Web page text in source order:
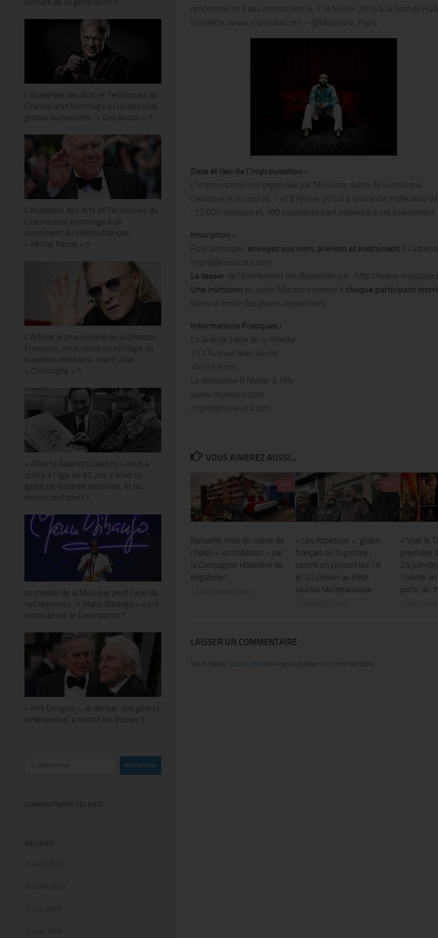
rencontres et à des animations. 6, 7, 8 février 2015 à la Grande
la Villette. www.musicora.com – @Musicora_Paris
Date et lieu de l’improvisation :
L’improvisation est organisée par Musicora, salon de la musique
classique et du jazz (6, 7 et 8 février 2015) à la Grande Halle de la
: 12 000 visiteurs et 180 exposants sont attendus à cet événement.
Inscription :
Pour participer, envoyez vos nom, prénom et instrument à
impro@musicora.com.
Le teaser de l’événement est disponible sur : http://
Une invitation au salon Musicora remise à chaque participant
(dans la limite des places disponibles)
Informations Pratiques :
La Grande Halle de la Villette
211 Avenue Jean Jaurès
75019 Paris
Le dimanche 8 février à 15h
www.musicora.com
impro@musicora.com.
VOUS AIMEREZ AUSSI...
Nouvelle mise en scène de
l’hôtel « les théâtres » par
la Compagnie Hôtelière de
Bagatelle !
« Les Rapetous », gratin
français de la guitare ,
seront en concert les 19
et 20 janvier au Petit
Journal Montparnasse
« Vive le
première
29 juin
15ème
partir de
LAISSER UN COMMENTAIRE
Vous devez vous connecter pour publier un commentaire.
L’Académie des Arts et Techniques du
Cinéma rend hommage à l’un des plus
grands humoristes : « Guy Bedos » !!
L’Académie des Arts et Techniques du
Cinéma rend hommage à un
monument du cinéma français :
« Michel Piccoli » !!
L’Artiste le plus sincère de la Chanson
Française, nous laisse un héritage de
superbes mélodies…merci à toi
« Christophe » !!
« Alberto Aleandro Uderzo » nous a
quitté à l’âge de 92 ans, c’était un
géant de la bande dessinée, et du
dessin tout court !!
Le monde de la Musique perd l’une de
ses légendes : « Manu Dibango » a été
emporté par le Coronavirus !!
« Kirk Douglas », le dernier des géants
d’Hollywood, a rejoint les étoiles !!
Rechercher :
COMMENTAIRES RÉCENTS
ARCHIVES
août 2026
juillet 2026
juin 2026
mai 2026